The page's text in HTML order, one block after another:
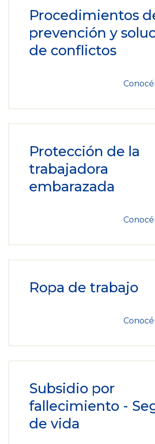
Procedimientos
prevención y
de conflictos
Protección de la
trabajadora
embarazada
Ropa de trabajo
Subsidio por
fallecimiento -
de vida